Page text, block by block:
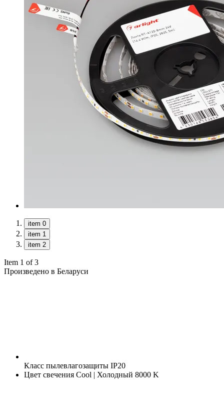
item 0
item 1
item 2
Item 1 of 3
Произведено в Беларуси
Класс пылевлагозащиты IP20
Цвет свечения Cool | Холодный 8000 K